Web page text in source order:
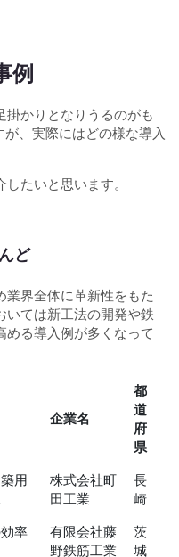
例
掛かりとなりうるのがも
、実際にはどの様な導入
たいと思います。
ど
業界全体に革新性をもた
いては新工法の開発や鉄
める導入例が多くなって
企業名
都
道
府
県
用
株式会社町
田工業
長
崎
率
有限会社藤
野鉄筋工業
茨
城